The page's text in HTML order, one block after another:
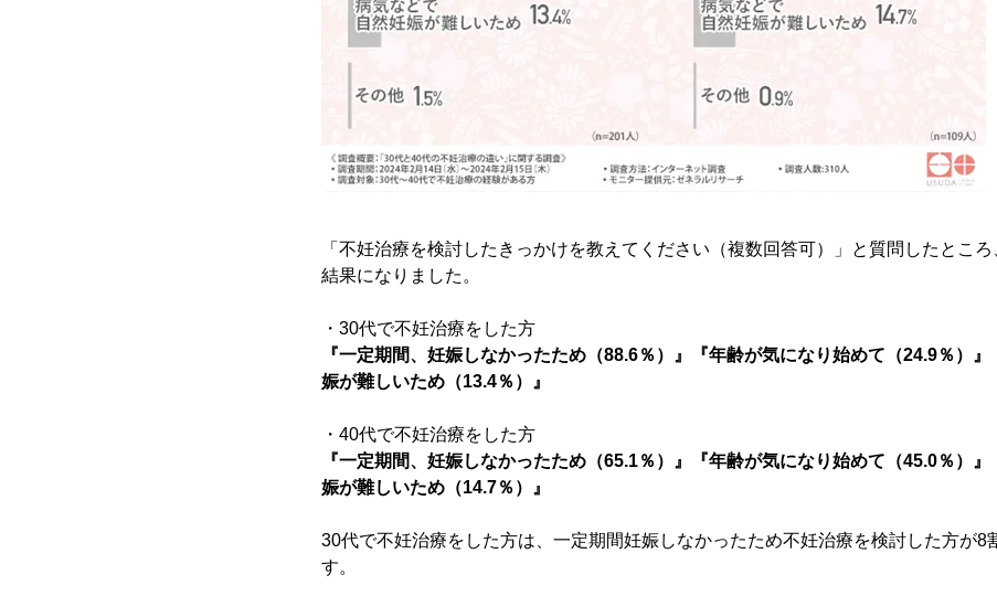
「不妊治療を検討したきっかけを教えてください（複数回答可）」と質問したとこ
結果になりました。
・30代で不妊治療をした方
『一定期間、妊娠しなかったため（88.6％）』『年齢が気になり始めて（24.9％）
娠が難しいため（13.4％）』
・40代で不妊治療をした方
『一定期間、妊娠しなかったため（65.1％）』『年齢が気になり始めて（45.0％）
娠が難しいため（14.7％）』
30代で不妊治療をした方は、一定期間妊娠しなかったため不妊治療を検討した方が8
す。